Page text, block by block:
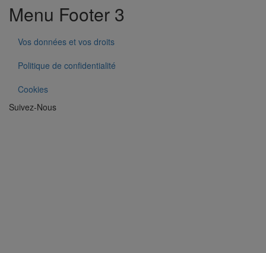
Menu Footer 3
Vos données et vos droits
Politique de confidentialité
Cookies
Suivez-Nous